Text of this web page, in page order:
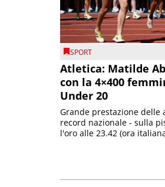
SPORT
Atletica: Matilde
con la 4×400
Under 20
Grande prestazione delle
record nazionale - sulla
l'oro alle 23.42 (ora